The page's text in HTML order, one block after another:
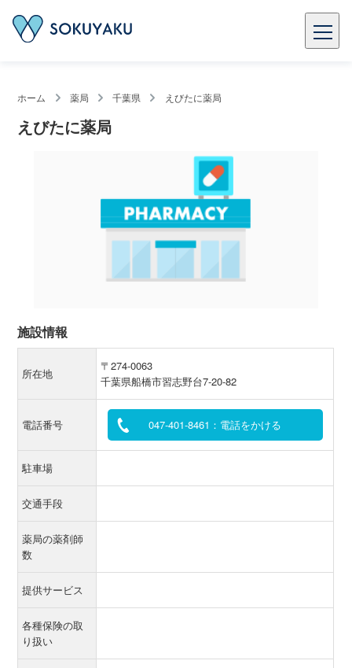
ホーム 薬局 千葉県 えびたに薬局
えびたに薬局
施設情報
所在地
〒274‐0063
千葉県船橋市習志野台7‐20‐82
電話番号 047-401-8461：電話をかける
駐車場
交通手段
薬局の薬剤師
数
提供サービス
各種保険の取
り扱い